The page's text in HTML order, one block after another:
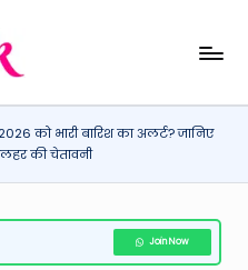
को भारी बारिश का अलर्ट? जानिए
की चेतावनी
Join Now